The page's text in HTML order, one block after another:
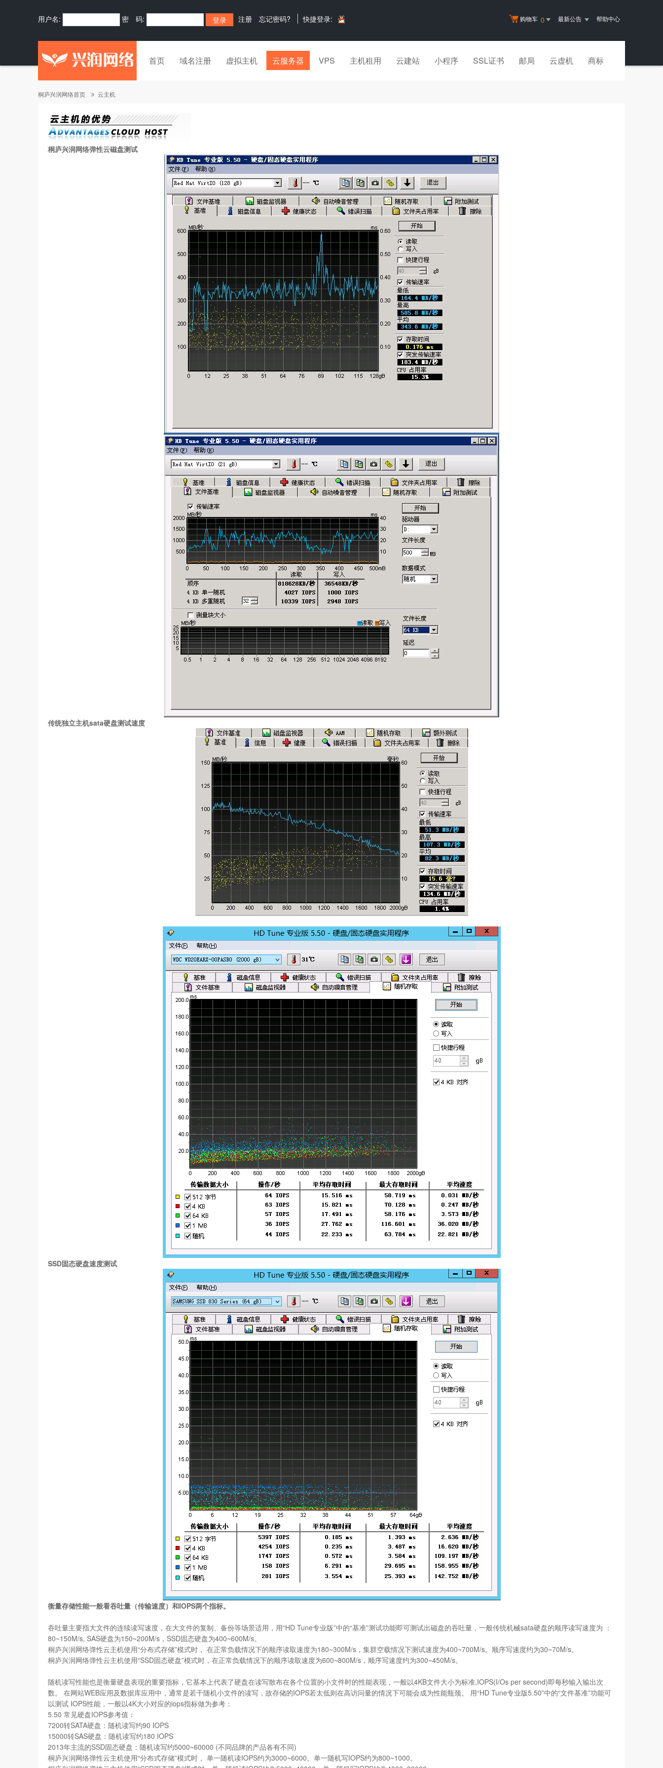
购物车 0 最新公告 帮助中心
用户名: 密 码: 注册 忘记密码? 快捷登录:
首页 域名注册 虚拟主机 云服务器 VPS 主机租用 云建站 小程序 SSL证书 邮局 云虚机 商标
桐庐兴润网络首页 云主机
桐庐兴润网络弹性云磁盘测试
传统独立主机sata硬盘测试速度
SSD固态硬盘速度测试
衡量存储性能一般看吞吐量（传输速度）和IOPS两个指标。
吞吐量主要指大文件的连续读写速度，在大文件的复制、备份等场景适用，用“HD Tune专业版”中的“基准”测试功能即可测试出磁盘的吞吐量，一般传统机械sata硬盘的顺序读写速度为 ：
80~150M/s, SAS硬盘为150~200M/s，SSD固态硬盘为400~600M/s。
桐庐兴润网络弹性云主机使用“分布式存储”模式时， 在正常负载情况下的顺序读取速度为180~300M/s，集群空载情况下测试速度为400~700M/s。顺序写速度约为30~70M/s。
桐庐兴润网络弹性云主机使用“SSD固态硬盘”模式时，在正常负载情况下的顺序读取速度为600~800M/s，顺序写速度约为300~450M/s。
随机读写性能也是衡量硬盘表现的重要指标，它基本上代表了硬盘在读写散布在各个位置的小文件时的性能表现，一般以4KB文件大小为标准,IOPS(I/Os per second)即每秒输入输出次
数。 在网站WEB应用及数据库应用中，通常是若干随机小文件的读写，故存储的IOPS若太低则在高访问量的情况下可能会成为性能瓶颈。 用“HD Tune专业版5.50”中的“文件基准”功能可
以测试 IOPS性能，一般以4K大小对应的iops指标做为参考：
5.50 常见硬盘IOPS参考值：
7200转SATA硬盘：随机读写约90 IOPS
15000转SAS硬盘：随机读写约180 IOPS
2013年主流的SSD固态硬盘：随机读写约5000~60000 (不同品牌的产品各有不同)
桐庐兴润网络弹性云主机使用“分布式存储”模式时， 单一随机读IOPS约为3000~6000。单一随机写IOPS约为800~1000。